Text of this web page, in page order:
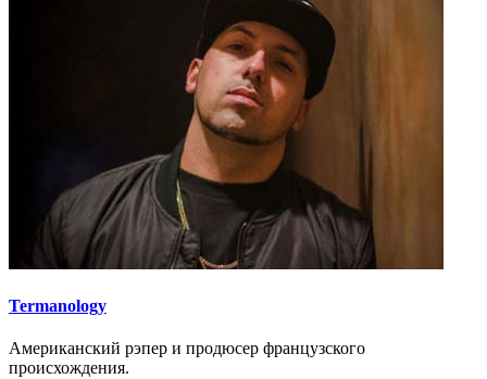
Termanology
Американский рэпер и продюсер французского
происхождения.